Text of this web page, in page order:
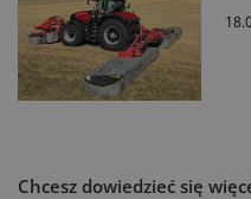
Chcesz dowiedzieć się